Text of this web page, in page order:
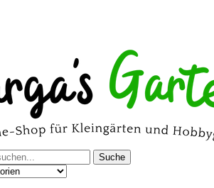
Suche